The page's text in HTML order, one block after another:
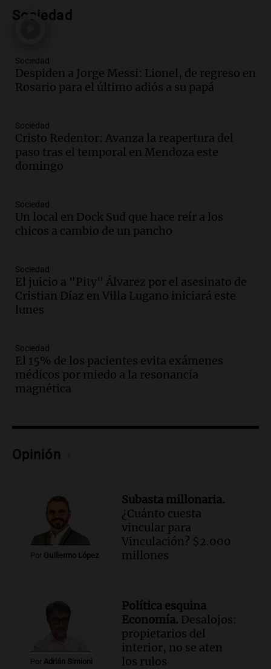
y cinco heridos tras caer dos autos desde
Episodios
Audio.Messi llegará esta noche a
Rosario para acompañar a su familia
Episodios
Audio.Ley de Propiedad Privada: el revés
en el Congreso expuso una debilidad
comunicacional del Gobierno
Episodios
Audio.Casabindo se prepara para una
celebración única: 30.000 turistas y el
Episodios
Audio.Borges, abogada de Pourrain:
"Tres hombres se lo llevaron para
Episodios
Audio. Voluntarios limpiaron 9.000
metros del río Suquía y retiraron hasta
800 kilos de basura por jornada
firmó Jorge Messi para el primer
Episodios
Audio.
Joan Gaspart: "Sin Jorge, no sé si
Messi hubiera llegado adonde llegó"
Una mañana para todos
Episodios
Jorge Messi en una entrevista con Rony
Vargas en 2007
Una mañana para todos
Audio.El abuelo de Agostina Vega, tras
Sociedad
Sociedad
Despiden a Jorge Messi: Lionel, de regreso en
Rosario para el último adiós a su papá
Sociedad
Cristo Redentor: Avanza la reapertura del
paso tras el temporal en Mendoza este
domingo
Sociedad
Un local en Dock Sud que hace reír a los
chicos a cambio de un pancho
Sociedad
El juicio a "Pity" Álvarez por el asesinato de
Cristian Díaz en Villa Lugano iniciará este
lunes
Sociedad
El 15% de los pacientes evita exámenes
médicos por miedo a la resonancia
magnética
Opinión
Por Guillermo López
Subasta millonaria.
¿Cuánto cuesta
vincular para
Vinculación? $2.000
millones
Por Adrián Simioni
Política esquina
Economía. Desalojos:
propietarios del
interior, no se aten
los rulos